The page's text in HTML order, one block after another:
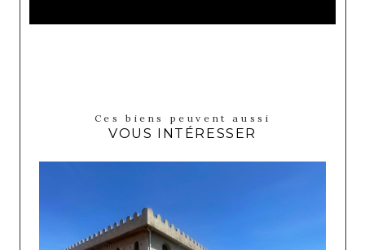
Ces biens peuvent aussi
VOUS INTÉRESSER